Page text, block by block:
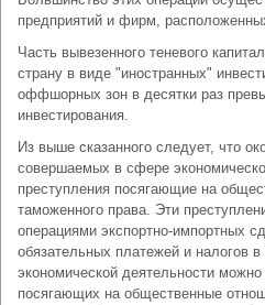
предприятий и фирм,
Часть вывезенного теневого
страну в виде "иностранных"
оффшорных зон в десятки раз
инвестирования.
Из выше сказанного следует, что
совершаемых в сфере
преступления посягающие на
таможенного права. Эти
операциями экспортно-импортных
обязательных платежей и налогов
экономической деятельности
посягающих на общественные